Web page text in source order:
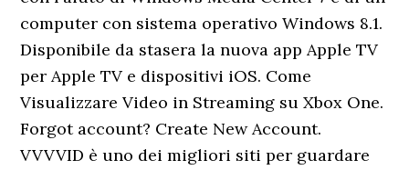
computer con sistema operativo Windows 8.1.
Disponibile da stasera la nuova app Apple TV
per Apple TV e dispositivi iOS. Come
Visualizzare Video in Streaming su Xbox One.
Forgot account? Create New Account.
VVVVID è uno dei migliori siti per guardare